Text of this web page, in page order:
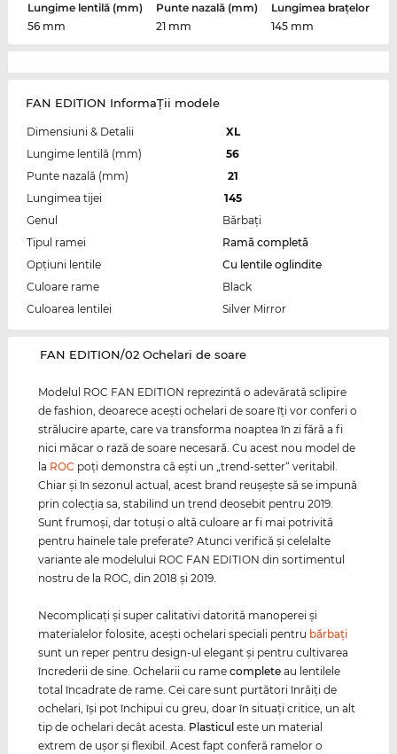
Lungime lentilă (mm)
56 mm
Punte nazală (mm)
21 mm
Lungimea brațelor
145 mm
FAN EDITION InformaŢii modele
Dimensiuni & Detalii
XL
Lungime lentilă (mm)
56
Punte nazală (mm)
21
Lungimea tijei
145
Genul
Bărbaţi
Tipul ramei
Ramă completă
Opțiuni lentile
Cu lentile oglindite
Culoare rame
Black
Culoarea lentilei
Silver Mirror
‌FAN EDITION/02 Ochelari de soare
Modelul ROC FAN EDITION reprezintă o adevărată sclipire
de fashion, deoarece aceşti ochelari de soare îţi vor conferi o
strălucire aparte, care va transforma noaptea în zi fără a fi
nici măcar o rază de soare necesară. Cu acest nou model de
la ROC poţi demonstra că eşti un „trend-setter“ veritabil.
Chiar şi în sezonul actual, acest brand reuşeşte să se impună
prin colecţia sa, stabilind un trend deosebit pentru 2019.
Sunt frumoşi, dar totuşi o altă culoare ar fi mai potrivită
pentru hainele tale preferate? Atunci verifică şi celelalte
variante ale modelului ROC FAN EDITION din sortimentul
nostru de la ROC, din 2018 şi 2019.
Necomplicaţi şi super calitativi datorită manoperei şi
materialelor folosite, aceşti ochelari speciali pentru bărbaţi
sunt un reper pentru design-ul elegant şi pentru cultivarea
încrederii de sine. Ochelarii cu ramecomplete au lentilele
total încadrate de rame. Cei care sunt purtători înrăiţi de
ochelari, îşi pot închipui cu greu, doar în situaţi critice, un alt
tip de ochelari decât acesta. Plasticul este un material
extrem de uşor şi flexibil. Acest fapt conferă ramelor o